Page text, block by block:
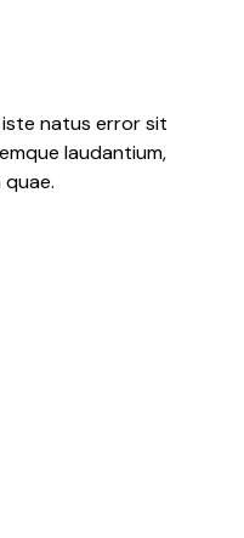
natus error sit
laudantium,